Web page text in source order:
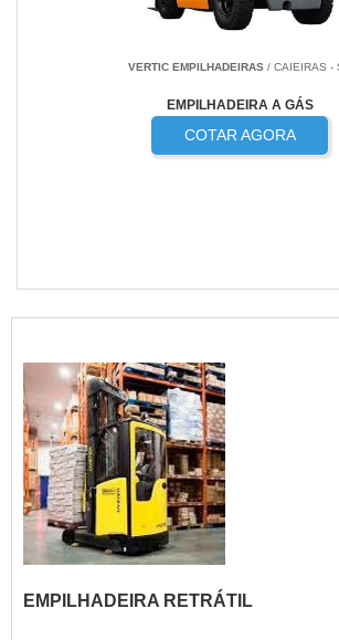
VERTIC EMPILHADEIRAS/ CAIEIRAS -
EMPILHADEIRA A GÁS
COTAR AGORA
EMPILHADEIRA RETRÁTIL